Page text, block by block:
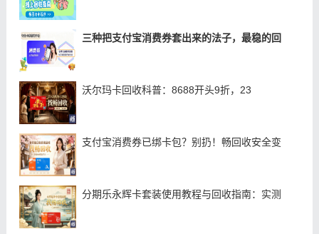
三种把支付宝消费券套出来的法子，最稳的回
沃尔玛卡回收科普：8688开头9折，23
支付宝消费券已绑卡包？别扔！畅回收安全变
分期乐永辉卡套装使用教程与回收指南：实测